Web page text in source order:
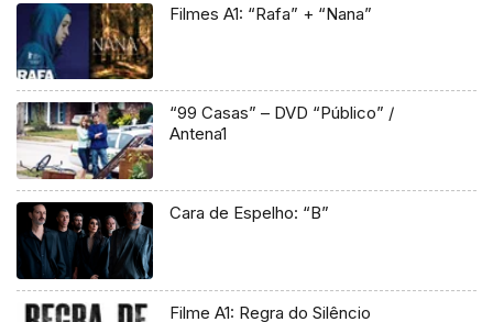
Filmes A1: “Rafa” + “Nana”
“99 Casas” – DVD “Público” /
Antena1
Cara de Espelho: “B”
Filme A1: Regra do Silêncio